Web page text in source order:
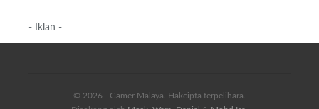
- Iklan -
© 2026 - Gamer Malaya. Hakcipta terpelihara.